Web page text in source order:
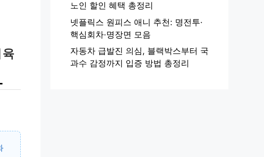
노인 할인 혜택 총정리
넷플릭스 원피스 애니 추천: 명전투·
핵심회차·명장면 모음
자동차 급발진 의심, 블랙박스부터 국
과수 감정까지 입증 방법 총정리